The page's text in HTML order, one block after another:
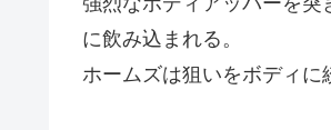
に飲み込まれる。
ホームズは狙いをボディに